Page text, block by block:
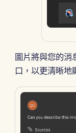
圖片將與您的消
口，以更清晰地